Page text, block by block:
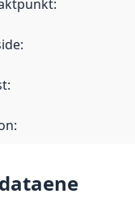
:
:
:
: